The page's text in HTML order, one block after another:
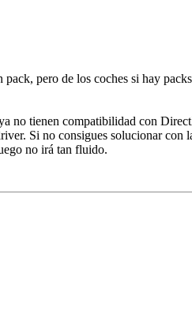
pero de los coches si hay
no tienen compatibilidad con
Si no consigues solucionar
no irá tan fluido.